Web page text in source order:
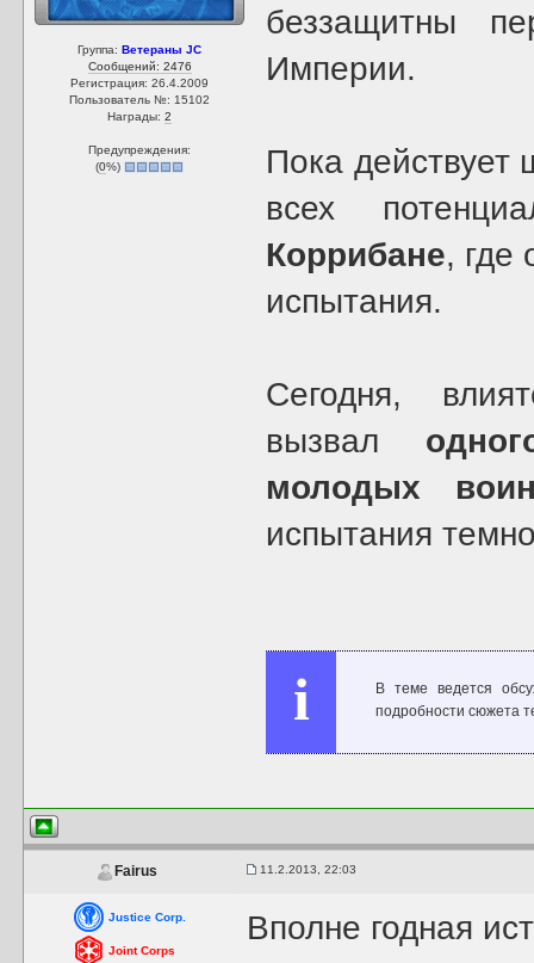
Группа:Ветераны JC
Сообщений: 2476
Регистрация: 26.4.2009
Пользователь №: 15102
Награды:2
Предупреждения:
(0%)
беззащитны
Империи.
Пока
всех
Коррибане, где
испытания.
Сегодня,
вызвал
молодых
испытания
i
В теме ведется
подробности сюжета
Fairus 11.2.2013, 22:03
Justice Corp.
Joint Corps
Вполне годная